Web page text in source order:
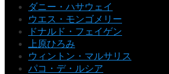
ダニー・ハサウェイ
ウエス・モンゴメリー
ドナルド・フェイゲン
上原ひろみ
ウィントン・マルサリス
パコ・デ・ルシア